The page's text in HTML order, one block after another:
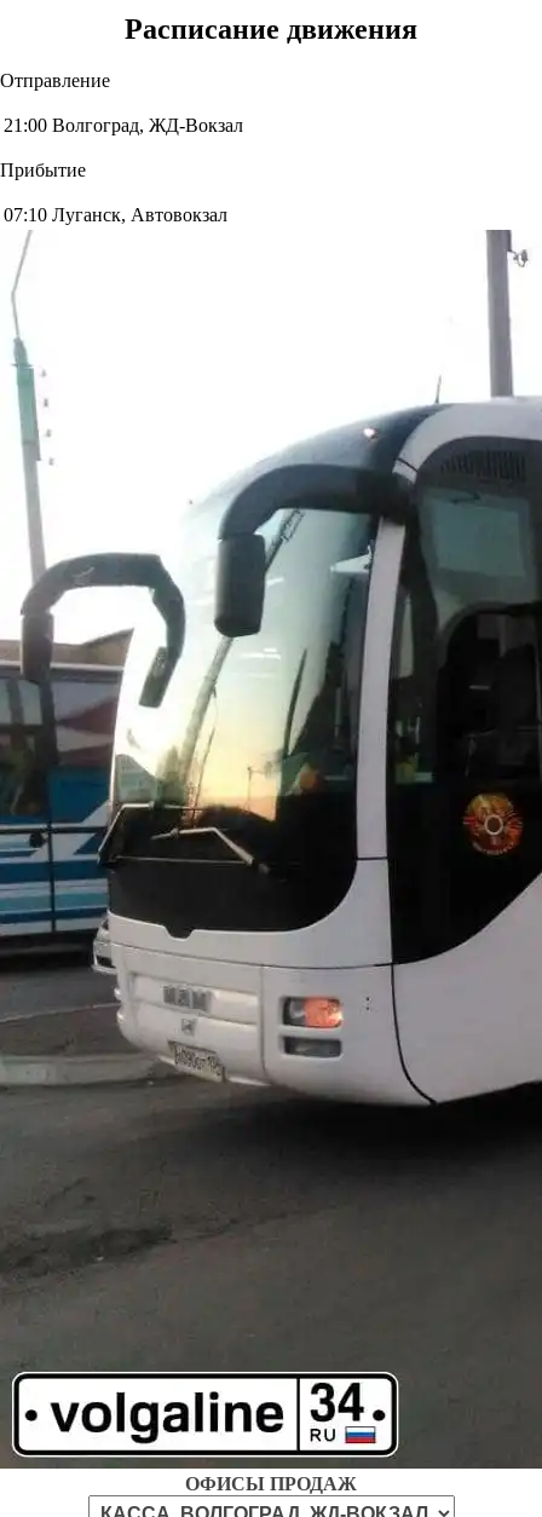
Расписание движения
Отправление
21:00 Волгоград, ЖД-Вокзал
Прибытие
07:10 Луганск, Автовокзал
ОФИСЫ ПРОДАЖ